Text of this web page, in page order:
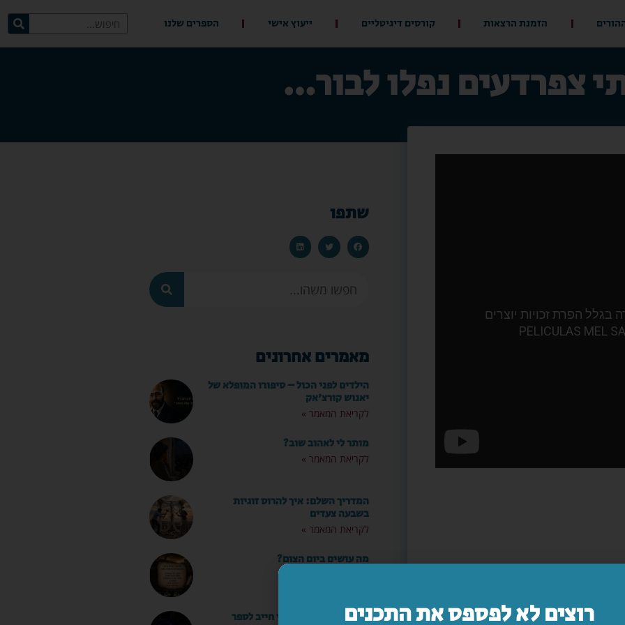
הזמנת הרצאות קורסים דיגיטליים ייעוץ אישי הספרים שלנו
צפרדעים נפלו לבור…
שתפו
מאמרים אחרונים
הילדים לפני הכול – סיפורו המופלא של
יאנוש קורצ'אק
לקריאת המאמר »
מותר לי לאהוב שוב?
לקריאת המאמר »
המדריך השלם: איך להרוס זוגיות
בשבעה צעדים
לקריאת המאמר »
מה עושים ביום הצום?
"אמא, יש משהו שאני חייב לספררוצים לא לפספס את התכנים